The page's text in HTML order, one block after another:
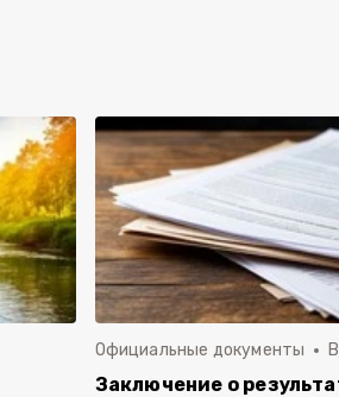
Официальные документы
Заключение о